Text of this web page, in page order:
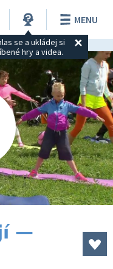
se a ukládej si
hry a videa.
MENU
—